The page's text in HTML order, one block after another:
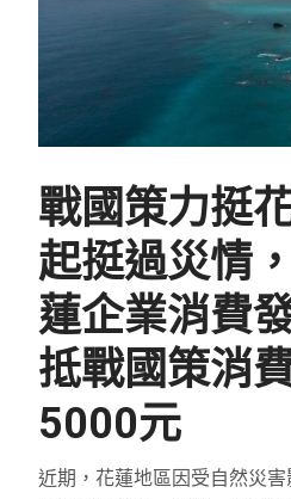
戰國策力挺
起挺過災情
蓮企業消費
抵戰國策消
5000元
近期，花蓮地區因受自然災